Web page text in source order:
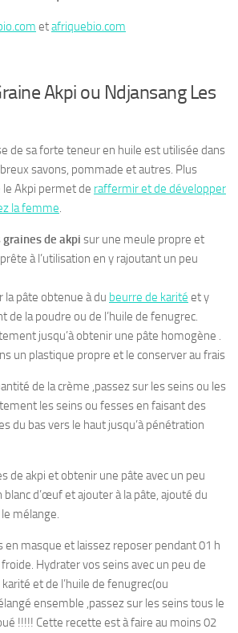
etafriquebio.com
Akpi ou Ndjansang Les
de sa forte teneur en huile est utilisée dans
savons, pommade et autres. Plus
Akpi permet de raffermir et de développer
la femme.
graines de akpi sur une meule propre et
à l’utilisation en y rajoutant un peu
la pâte obtenue à du beurre de karité et y
de la poudre ou de l’huile de fenugrec.
jusqu’à obtenir une pâte homogène .
un plastique propre et le conserver au frais
de la crème ,passez sur les seins ou les
les seins ou fesses en faisant des
du bas vers le haut jusqu’à pénétration
de akpi et obtenir une pâte avec un peu
blanc d’œuf et ajouter à la pâte, ajouté du
mélange.
en masque et laissez reposer pendant 01 h
froide. Hydrater vos seins avec un peu de
et de l’huile de fenugrec(ou
ensemble ,passez sur les seins tous le
!!!!! Cette recette est à faire au moins 02